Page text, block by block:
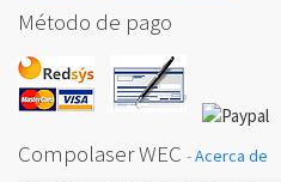
Método de pago
Compolaser WEC -Acerca de